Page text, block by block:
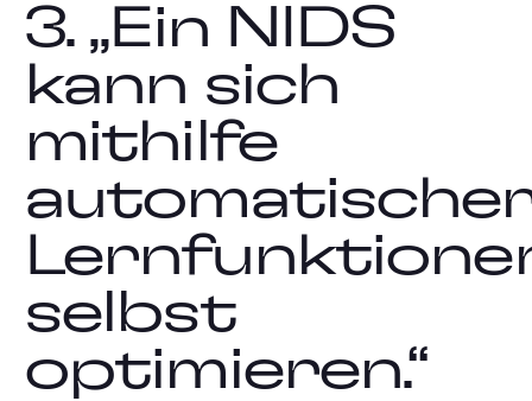
3. „Ein NIDS
kann sich
mithilfe
selbst
optimieren.“